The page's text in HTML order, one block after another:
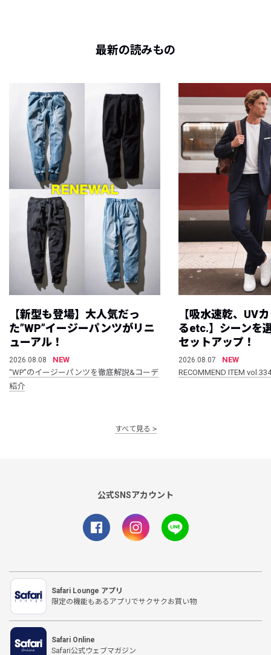
最新の読みもの
【新型も登場】大人気だっ
た”WP”イージーパンツがリニ
ューアル！
2026.08.08
NEW
“WP”のイージーパンツを徹底解説&コーデ
紹介
【吸水速乾、UV
るetc.】シーンを
セットアップ！
2026.08.07
NEW
RECOMMEND ITEM vol.334
すべて見る
公式SNSアカウント
Safari Lounge アプリ
限定の機能もあるアプリでサクサクお買い物
Safari Online
Safari公式ウェブマガジン